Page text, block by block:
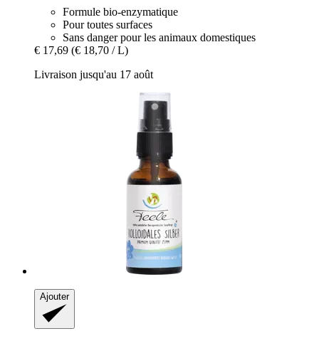
Formule bio-enzymatique
Pour toutes surfaces
Sans danger pour les animaux domestiques
€ 17,69 (€ 18,70 / L)
Livraison jusqu'au 17 août
Ajouter